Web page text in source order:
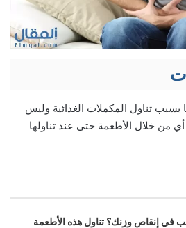
بسبب تناول المكملات الغذائية وليس
من خلال الأطعمة حتى عند تناولها
في إنقاص وزنك؟ تناول هذه الأطعمة